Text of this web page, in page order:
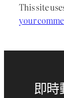
This site
your
即時